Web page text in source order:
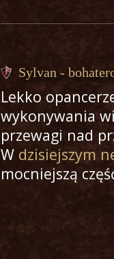
Sylvan -
Lekko
wykonywania
przewagi nad
W dzisiejszym
mocniejszą